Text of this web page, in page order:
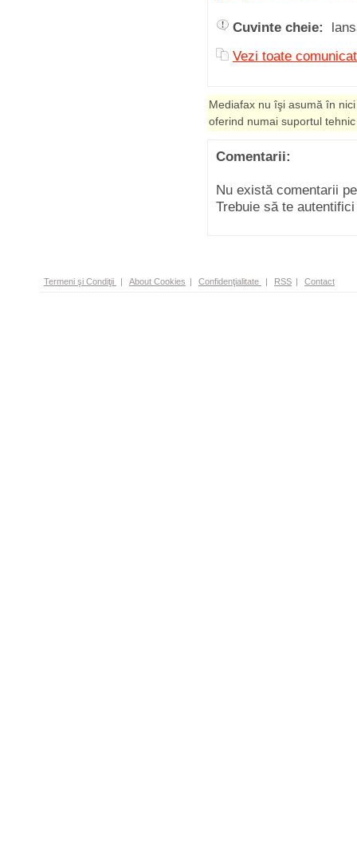
Cuvinte cheie:
Vezi toate
Mediafax nu îşi asumă în
oferind numai suportul
Comentarii:
Nu există comentarii
Trebuie să te
Termeni şi Condiţii | About Cookies | Confidenţialitate | RSS | Contact